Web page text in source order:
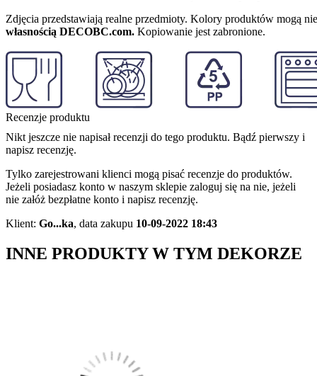
Zdjęcia przedstawiają realne przedmioty. Kolory produktów mogą
własnością DECOBC.com. Kopiowanie jest zabronione.
Recenzje produktu
Nikt jeszcze nie napisał recenzji do tego produktu. Bądź pierwszy i
napisz recenzję.
Tylko zarejestrowani klienci mogą pisać recenzje do produktów.
Jeżeli posiadasz konto w naszym sklepie zaloguj się na nie, jeżeli
nie załóż bezpłatne konto i napisz recenzję.
Klient: Go...ka, data zakupu 10-09-2022 18:43
INNE PRODUKTY W TYM DEKORZE